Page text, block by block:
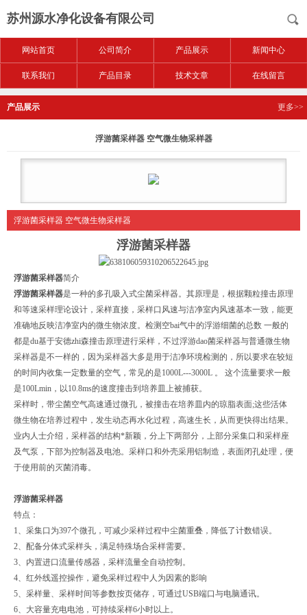
苏州源水净化设备有限公司
网站首页 公司简介 产品展示 新闻中心
联系我们 产品目录 技术文章 在线留言
产品展示 更多>>
浮游菌采样器 空气微生物采样器
浮游菌采样器 空气微生物采样器
浮游菌采样器
浮游菌采样器简介
浮游菌采样器是一种的多孔吸入式尘菌采样器。其原理是，根据颗粒撞击原理
和等速采样理论设计，采样直接，采样口风速与洁净室内风速基本一致，能更
准确地反映洁净室内的微生物浓度。检测空bai气中的浮游细菌的总数 一般的
都是du基于安德zhi森撞击原理进行采样，不过浮游dao菌采样器与普通微生物
采样器是不一样的，因为采样器大多是用于洁净环境检测的，所以要求在较短
的时间内收集一定数量的空气，常见的是1000L---3000L 。 这个流量要求一般
是100Lmin，以10.8ms的速度撞击到培养皿上被捕获。
采样时，带尘菌空气高速通过微孔，被撞击在培养皿内的琼脂表面;这些活体
微生物在培养过程中，发生动态再水化过程，高速生长，从而更快得出结果。
业内人士介绍，采样器的结构*新颖，分上下两部分，上部分采集口和采样座
及气泵，下部为控制器及电池。采样口和外壳采用铝制造，表面闭孔处理，便
于使用前的灭菌消毒。
浮游菌采样器
特点：
1、采集口为397个微孔，可减少采样过程中尘菌重叠，降低了计数错误。
2、配备分体式采样头，满足特殊场合采样需要。
3、内置进口流量传感器，采样流量全自动控制。
4、红外线遥控操作，避免采样过程中人为因素的影响
5、采样量、采样时间等参数按页储存，可通过USB端口与电脑通讯。
6、大容量充电电池，可持续采样6小时以上。